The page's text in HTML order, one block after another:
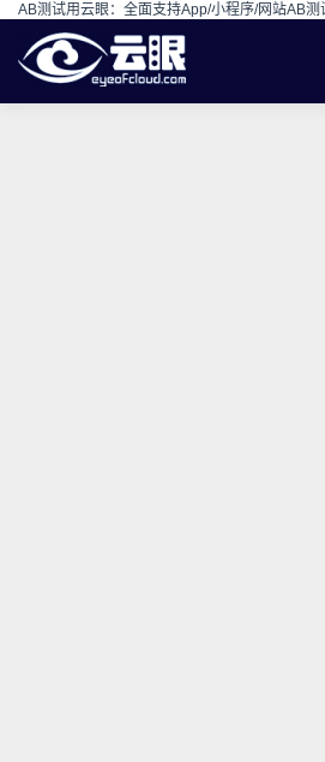
AB测试用云眼： 全面支持App/小程序/网站AB测
Skip to content